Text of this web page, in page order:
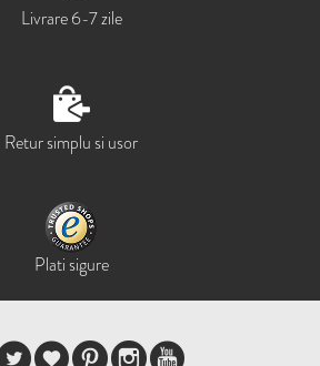
Livrare 6-7 zile
Retur simplu si usor
Plati sigure